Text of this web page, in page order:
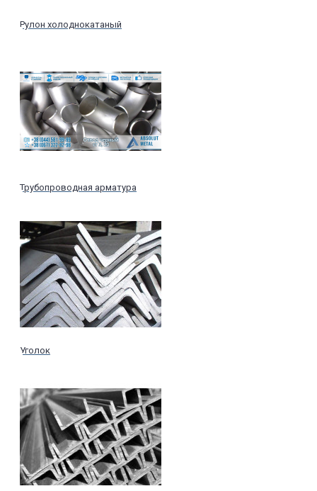
Рулон холоднокатаный
Трубопроводная арматура
Уголок